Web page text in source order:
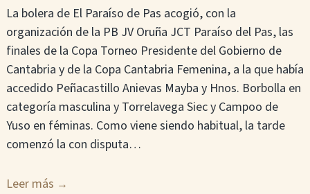
La bolera de El Paraíso de Pas acogió, con la
organización de la PB JV Oruña JCT Paraíso del Pas, las
finales de la Copa Torneo Presidente del Gobierno de
Cantabria y de la Copa Cantabria Femenina, a la que había
accedido Peñacastillo Anievas Mayba y Hnos. Borbolla en
categoría masculina y Torrelavega Siec y Campoo de
Yuso en féminas. Como viene siendo habitual, la tarde
comenzó la con disputa…
Leer más